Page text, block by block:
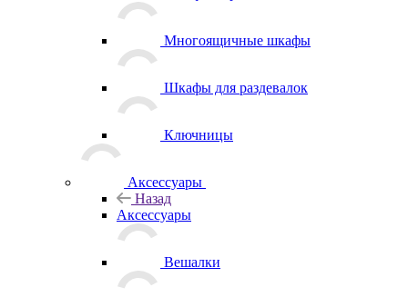
Многоящичные шкафы
Шкафы для раздевалок
Ключницы
Аксессуары
Назад
Аксессуары
Вешалки